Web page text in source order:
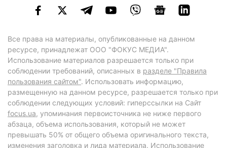
Все права на материалы, опубликованные на данном
ресурсе, принадлежат ООО "ФОКУС МЕДИА".
Использование материалов разрешается только при
соблюдении требований, описанных в разделе "Правила
пользования сайтом". Использовать информацию,
размещенную на данном ресурсе, разрешается только при
соблюдении следующих условий: гиперссылки на Сайт
focus.ua, упоминания первоисточника не ниже первого
абзаца, объема использования, который не может
превышать 50% от общего объема оригинального текста,
изменения заголовка и лида материала. Использование